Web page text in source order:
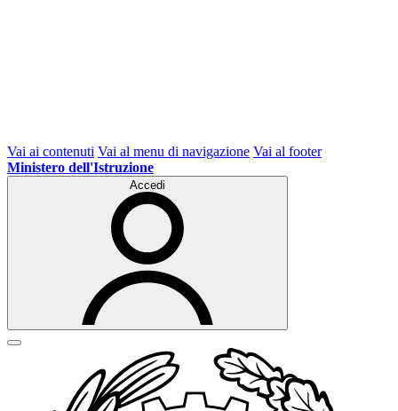
Vai ai contenuti Vai al menu di navigazione Vai al footer
Ministero dell'Istruzione
Accedi